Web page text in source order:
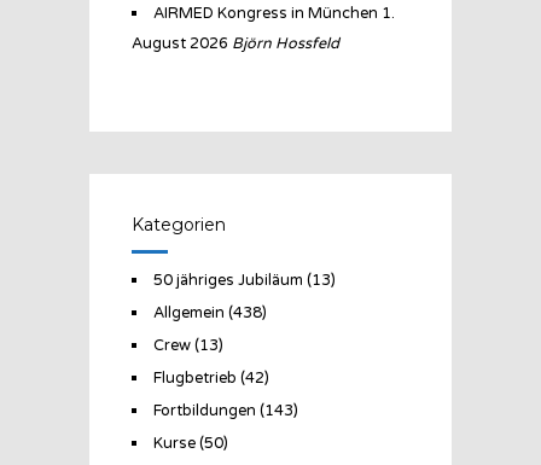
AIRMED Kongress in München 1.
August 2026 Björn Hossfeld
Kategorien
50 jähriges Jubiläum (13)
Allgemein (438)
Crew(13)
Flugbetrieb (42)
Fortbildungen (143)
Kurse(50)